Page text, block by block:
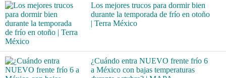
Los mejores trucos para dormir bien
durante la temporada de frío en otoño
| Terra México
¿Cuándo entra NUEVO frente frío 6
a México con bajas temperaturas